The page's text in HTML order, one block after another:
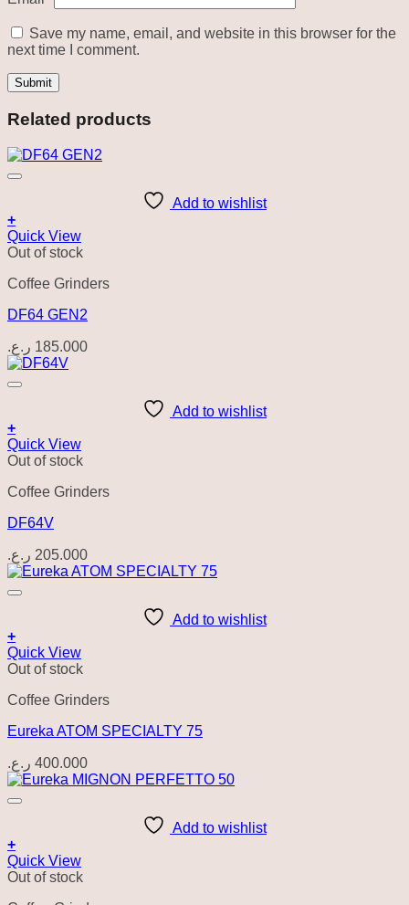
Save my name, email, and website in this browser for the
next time I comment.
Related products
Add to wishlist
+
Quick View
Out of stock
Coffee Grinders
DF64 GEN2
185.000 ر.ع.
Add to wishlist
+
Quick View
Out of stock
Coffee Grinders
DF64V
205.000 ر.ع.
Add to wishlist
+
Quick View
Out of stock
Coffee Grinders
Eureka ATOM SPECIALTY 75
400.000 ر.ع.
Add to wishlist
+
Quick View
Out of stock